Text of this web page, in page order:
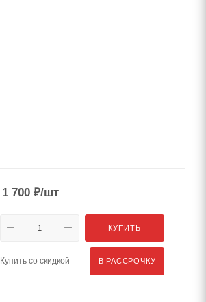
1 700 ₽/шт
КУПИТЬ
Купить со скидкой В РАССРОЧКУ